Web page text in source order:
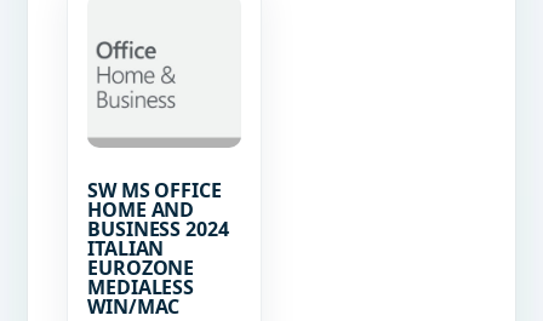
SW MS OFFICE
HOME AND
BUSINESS 2024
ITALIAN
EUROZONE
MEDIALESS
WIN/MAC